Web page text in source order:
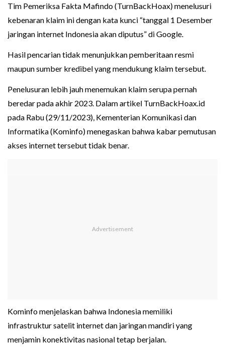
Tim Pemeriksa Fakta Mafindo (TurnBackHoax) menelusuri
kebenaran klaim ini dengan kata kunci “tanggal 1 Desember
jaringan internet Indonesia akan diputus” di Google.
Hasil pencarian tidak menunjukkan pemberitaan resmi
maupun sumber kredibel yang mendukung klaim tersebut.
Penelusuran lebih jauh menemukan klaim serupa pernah
beredar pada akhir 2023. Dalam artikel TurnBackHoax.id
pada Rabu (29/11/2023), Kementerian Komunikasi dan
Informatika (Kominfo) menegaskan bahwa kabar pemutusan
akses internet tersebut tidak benar.
Kominfo menjelaskan bahwa Indonesia memiliki
infrastruktur satelit internet dan jaringan mandiri yang
menjamin konektivitas nasional tetap berjalan.